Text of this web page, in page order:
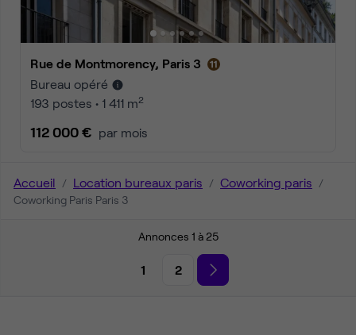
Rue de Montmorency, Paris 3
Bureau opéré
193 postes • 1 411 m2
112 000 € par mois
Accueil Location bureaux paris Coworking paris
Coworking Paris Paris 3
Annonces 1 à 25
1 2